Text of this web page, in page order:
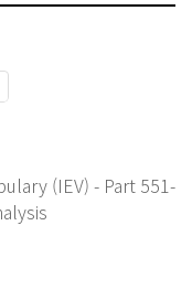
(IEV) - Part 551-